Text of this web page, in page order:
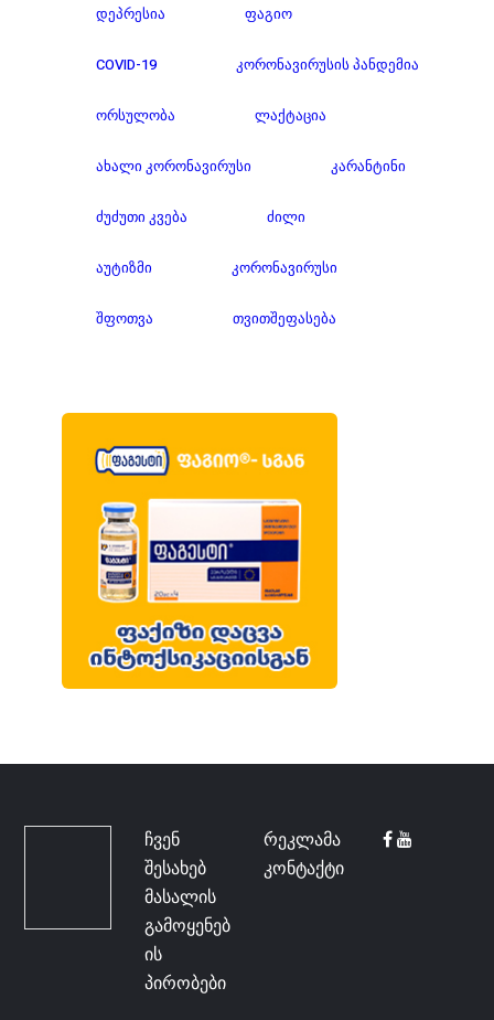
ᲓᲔᲞᲠᲔᲡᲘᲐ ᲤᲐᲒᲘᲝ
COVID-19 ᲙᲝᲠᲝᲜᲐᲕᲘᲠᲣᲡᲘᲡ ᲞᲐᲜᲓᲔᲛᲘᲐ
ᲝᲠᲡᲣᲚᲝᲑᲐ ᲚᲐᲥᲢᲐᲪᲘᲐ
ᲐᲮᲐᲚᲘ ᲙᲝᲠᲝᲜᲐᲕᲘᲠᲣᲡᲘ ᲙᲐᲠᲐᲜᲢᲘᲜᲘ
ᲫᲣᲫᲣᲗᲘ ᲙᲕᲔᲑᲐ ᲫᲘᲚᲘ
ᲐᲣᲢᲘᲖᲛᲘ ᲙᲝᲠᲝᲜᲐᲕᲘᲠᲣᲡᲘ
ᲨᲤᲝᲗᲕᲐ ᲗᲕᲘᲗᲨᲔᲤᲐᲡᲔᲑᲐ
ჩვენ
შესახებ
მასალის
გამოყენებ
ის
პირობები
რეკლამა
კონტაქტი